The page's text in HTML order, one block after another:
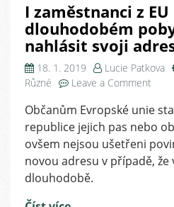
I zaměstnanci z
dlouhodobém
nahlásit svoji
18. 1. 2019 Lucie Patkova
Různé
Leave a Comment
z
EU
musí
při
Občanům Evropské unie
republice jejich pas nebo
ovšem nejsou ušetřeni
novou adresu v případě,
dlouhodobě.